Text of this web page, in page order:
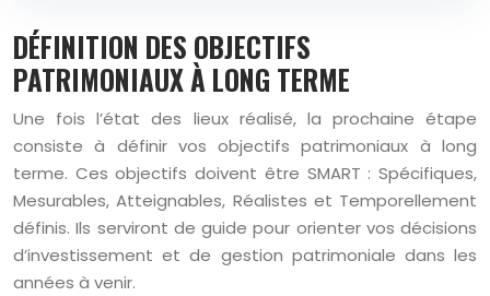
DÉFINITION DES OBJECTIFS
PATRIMONIAUX À LONG TERME
Une fois l’état des lieux réalisé, la prochaine étape
consiste à définir vos objectifs patrimoniaux à long
terme. Ces objectifs doivent être SMART : Spécifiques,
Mesurables, Atteignables, Réalistes et Temporellement
définis. Ils serviront de guide pour orienter vos décisions
d’investissement et de gestion patrimoniale dans les
années à venir.